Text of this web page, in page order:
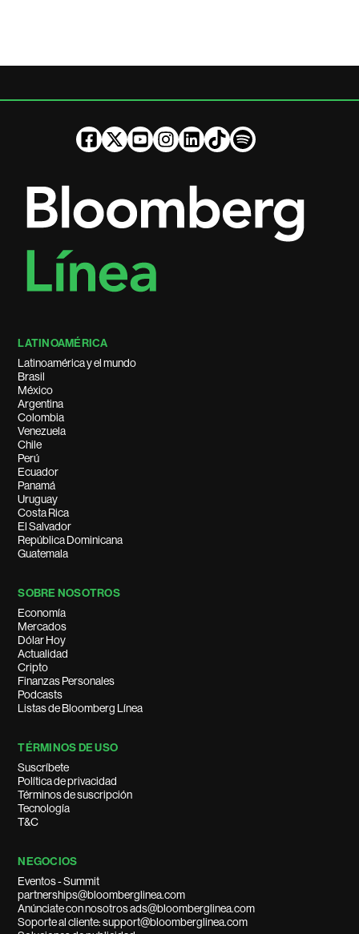
LATINOAMÉRICA
Latinoamérica y el mundo
Brasil
México
Argentina
Colombia
Venezuela
Chile
Perú
Ecuador
Panamá
Uruguay
Costa Rica
El Salvador
República Dominicana
Guatemala
SOBRE NOSOTROS
Economía
Mercados
Dólar Hoy
Actualidad
Cripto
Finanzas Personales
Podcasts
Listas de Bloomberg Línea
TÉRMINOS DE USO
Suscríbete
Política de privacidad
Términos de suscripción
Tecnología
T&C
NEGOCIOS
Eventos - Summit
partnerships@bloomberglinea.com
Anúnciate con nosotros ads@bloomberglinea.com
Soporte al cliente: support@bloomberglinea.com